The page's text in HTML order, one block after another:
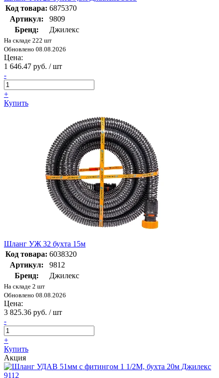
Код товара: 6875370
Артикул:
9809
Бренд:
Джилекс
На складе 222 шт
Обновлено 08.08.2026
Цена:
1 646.47 руб. / шт
-
+
Купить
Шланг УЖ 32 бухта 15м
Код товара: 6038320
Артикул:
9812
Бренд:
Джилекс
На складе 2 шт
Обновлено 08.08.2026
Цена:
3 825.36 руб. / шт
-
+
Купить
Акция